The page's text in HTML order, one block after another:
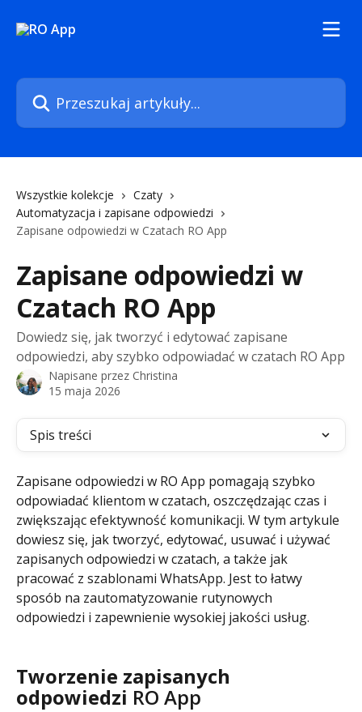
Przeszukaj artykuły...
Wszystkie kolekcje
Czaty
Automatyzacja i zapisane odpowiedzi
Zapisane odpowiedzi w Czatach RO App
Zapisane odpowiedzi w
Czatach RO App
Dowiedz się, jak tworzyć i edytować zapisane
odpowiedzi, aby szybko odpowiadać w czatach RO App
Napisane przez Christina
15 maja 2026
Spis treści
Zapisane odpowiedzi w RO App pomagają szybko
odpowiadać klientom w czatach, oszczędzając czas i
zwiększając efektywność komunikacji. W tym artykule
dowiesz się, jak tworzyć, edytować, usuwać i używać
zapisanych odpowiedzi w czatach, a także jak
pracować z szablonami WhatsApp. Jest to łatwy
sposób na zautomatyzowanie rutynowych
odpowiedzi i zapewnienie wysokiej jakości usług.
Tworzenie zapisanych
odpowiedzi RO App